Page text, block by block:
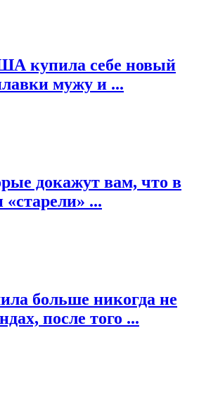
купила себе новый
мужу и ...
докажут вам, что в
...
больше никогда не
после того ...